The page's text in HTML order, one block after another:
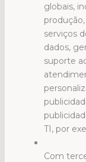
globais,
serviços
dados,
suporte
TI, por
Com